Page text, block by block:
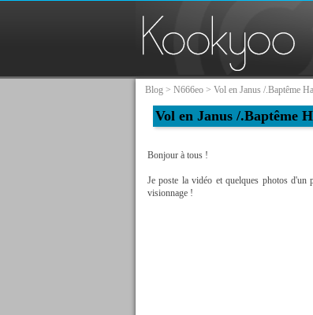
Blog > N666eo > Vol en Janus /.Baptême
Vol en Janus /.Baptême
Bonjour à tous !
Je poste la vidéo et quelques photos
visionnage !